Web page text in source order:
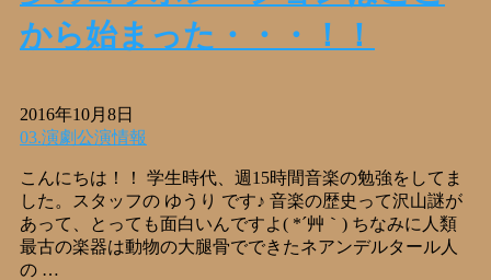
から始まった・・・！！
2016年10月8日
03.演劇公演情報
こんにちは！！ 学生時代、週15時間音楽の勉強をしてま
した。スタッフの ゆうり です♪ 音楽の歴史って沢山謎が
あって、とっても面白いんですよ( *´艸｀) ちなみに人類
最古の楽器は動物の大腿骨でできたネアンデルタール人
の …